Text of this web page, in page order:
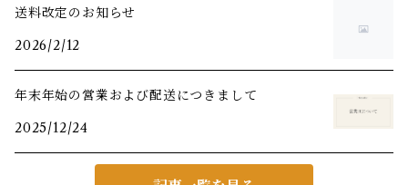
送料改定のお知らせ
2026/2/12
年末年始の営業および配送につきまして
2025/12/24